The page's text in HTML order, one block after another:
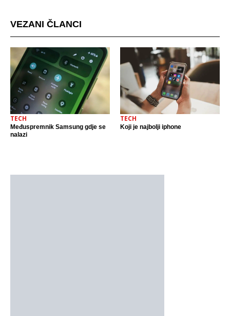
VEZANI ČLANCI
TECH
Međuspremnik Samsung gdje se
nalazi
TECH
Koji je najbolji iphone